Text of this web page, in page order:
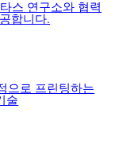
스 연구소와 협력
합니다.
으로 프린팅하는
술